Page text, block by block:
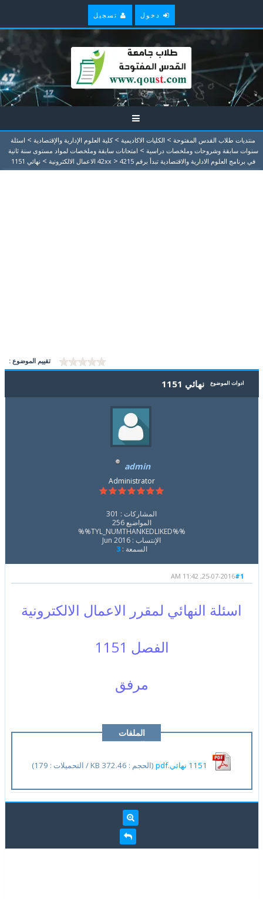
دخول تسجيل
منتديات طلاب القدس المفتوحة > الكليات الاكاديمية > كلية العلوم الإدارية والإقتصادية > اسئلة
سنوات سابقة وشروحات وملخصات دراسية > امتحانات سابقة وملخصات لمواد مستوى سنة ثانية
في برنامج العلوم الادارية والاقتصادية تبدأ برقم 42xx
> 4215 الاعمال الالكترونية > نهائي 1151
تقييم الموضوع :
ادوات الموضوع نهائي 1151
admin
Administrator
المشاركات : 301
المواضيع 256
%%TYL_NUMTHANKEDLIKED%%
الإنتساب : Jun 2016
السمعة :3
#1
25-07-2016, 11:42 AM
اسئلة النهائي لمقرر الاعمال الالكترونية
الفصل 1151
مرفق
الملفات
المرفقة
1151 نهائي.pdf (الحجم : 372.46 KB / التحميلات : 179)